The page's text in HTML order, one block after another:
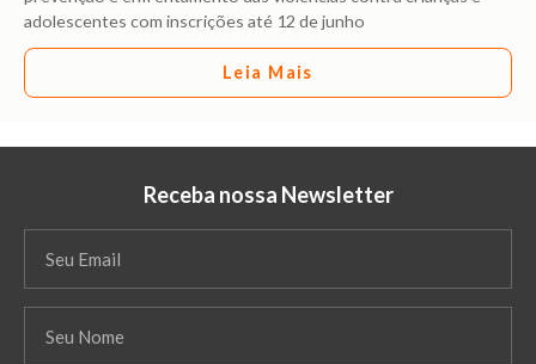
adolescentes com inscrições até 12 de junho
Leia Mais
Receba nossa Newsletter